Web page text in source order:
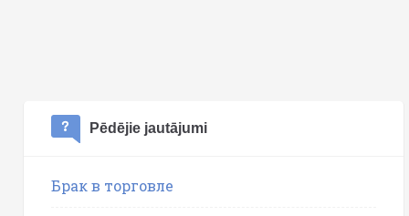
Pēdējie jautājumi
Брак в торговле